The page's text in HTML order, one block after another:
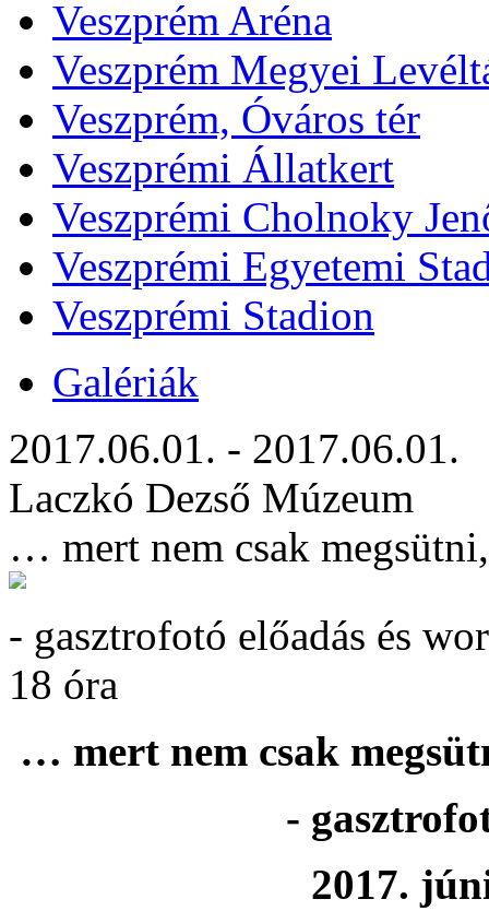
Veszprém Aréna
Veszprém Megyei
Veszprém, Óváros tér
Veszprémi Állatkert
Veszprémi Cholnoky
Veszprémi Egyetemi
Veszprémi Stadion
Galériák
2017.06.01. - 2017.06.01.
Laczkó Dezső Múzeum
… mert nem csak
- gasztrofotó előadás és
18 óra
… mert nem csak
-
2017.